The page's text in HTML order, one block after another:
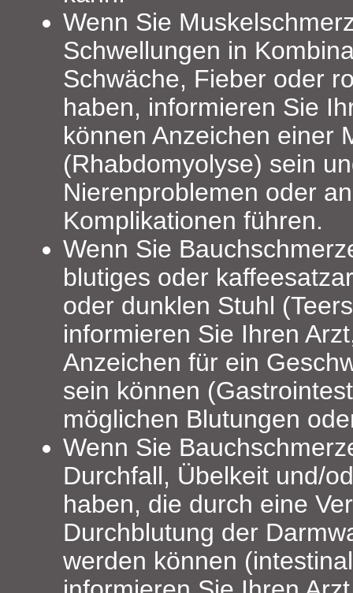
Wenn Sie
Schwellungen in
Schwäche, Fieber oder
haben, informieren Sie
können Anzeichen einer
(Rhabdomyolyse) sein
Nierenproblemen oder
Komplikationen führen.
Wenn Sie
blutiges oder
oder dunklen Stuhl
informieren Sie Ihren
Anzeichen für ein
sein können
möglichen Blutungen
Wenn Sie
Durchfall, Übelkeit und/
haben, die durch eine
Durchblutung der
werden können